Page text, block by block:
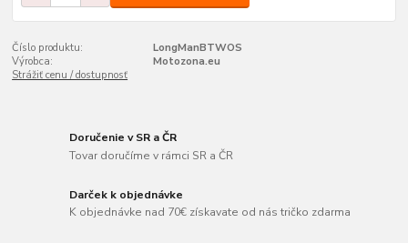
Číslo produktu:
LongManBTWOS
Výrobca:
Motozona.eu
Strážiť cenu / dostupnosť
Doručenie v SR a ČR
Tovar doručíme v rámci SR a ČR
Darček k objednávke
K objednávke nad 70€ získavate od nás tričko zdarma